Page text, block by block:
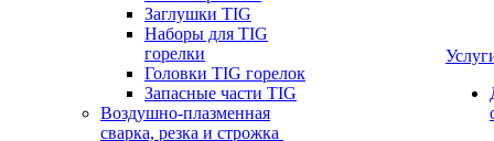
Заглушки TIG
Наборы для TIG
горелки
Головки TIG горелок
Запасные части TIG
Воздушно-плазменная
сварка, резка и строжка